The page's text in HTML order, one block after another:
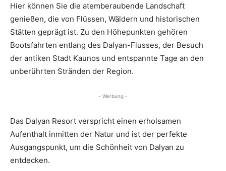
Hier können Sie die atemberaubende Landschaft
genießen, die von Flüssen, Wäldern und historischen
Stätten geprägt ist. Zu den Höhepunkten gehören
Bootsfahrten entlang des Dalyan-Flusses, der Besuch
der antiken Stadt Kaunos und entspannte Tage an den
unberührten Stränden der Region.
- Werbung -
Das Dalyan Resort verspricht einen erholsamen
Aufenthalt inmitten der Natur und ist der perfekte
Ausgangspunkt, um die Schönheit von Dalyan zu
entdecken.